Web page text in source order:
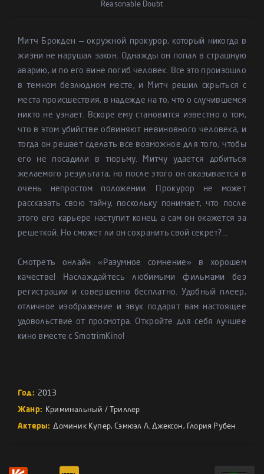
Reasonable Doubt
Митч Брокден — окружной прокурор, который никогда в
жизни не нарушал закон. Однажды он попал в страшную
аварию, и по его вине погиб человек. Все это произошло
в темном безлюдном месте, и Митч решил скрыться с
места происшествия, в надежде на то, что о случившемся
никто не узнает. Вскоре ему становится известно о том,
что в этом убийстве обвиняют невиновного человека, и
тогда он решает сделать все возможное для того, чтобы
его не посадили в тюрьму. Митчу удается добиться
желаемого результата, но после этого он оказывается в
очень непростом положении. Прокурор не может
рассказать свою тайну, поскольку понимает, что после
этого его карьере наступит конец, а сам он окажется за
решеткой. Но сможет ли он сохранить свой секрет?...
Смотреть онлайн «Разумное сомнение» в хорошем
качестве! Наслаждайтесь любимыми фильмами без
регистрации и совершенно бесплатно. Удобный плеер,
отличное изображение и звук подарят вам настоящее
удовольствие от просмотра. Откройте для себя лучшее
кино вместе с SmotrimKino!
Год: 2013
Жанр: Криминальный / Триллер
Актеры: Доминик Купер,Сэмюэл Л. Джексон, Глория Рубен